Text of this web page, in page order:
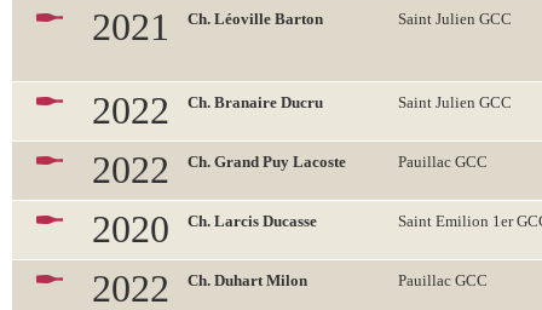
2021 Ch. Léoville Barton Saint Julien GCC
2022 Ch. Branaire Ducru Saint Julien GCC
2022 Ch. Grand Puy Lacoste Pauillac GCC
2020 Ch. Larcis Ducasse Saint Emilion 1er
2022 Ch. Duhart Milon Pauillac GCC